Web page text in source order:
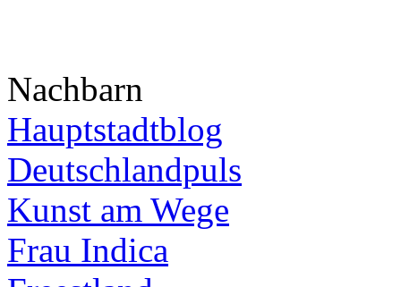
Nachbarn
Hauptstadtblog
Deutschlandpuls
Kunst am Wege
Frau Indica